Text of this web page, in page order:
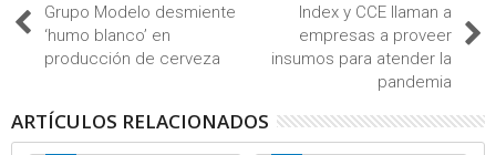
Grupo Modelo desmiente
‘humo blanco’ en
producción de cerveza
Index y CCE llaman a
empresas a proveer
insumos para atender la
pandemia
ARTÍCULOS RELACIONADOS